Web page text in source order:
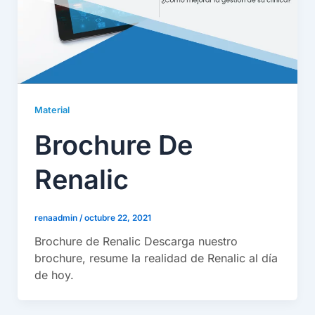
Material
Brochure De
Renalic
renaadmin /octubre 22, 2021
Brochure de Renalic Descarga nuestro
brochure, resume la realidad de Renalic al día
de hoy.